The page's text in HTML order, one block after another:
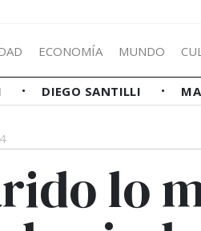
ECONOMÍA MUNDO
DIEGO SANTILLI
lo